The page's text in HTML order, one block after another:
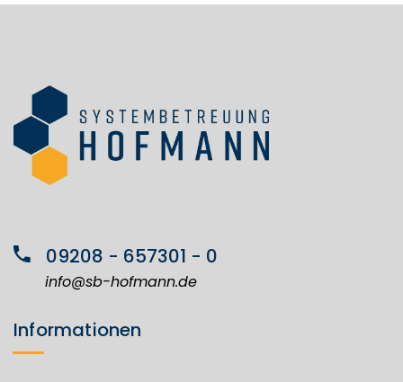
09208 - 657301 - 0
info@sb-hofmann.de
Informationen